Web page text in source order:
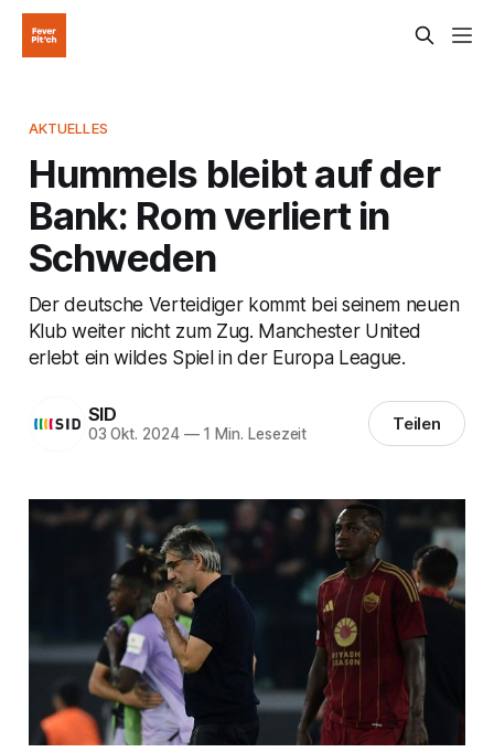
AKTUELLES
Hummels bleibt auf der
Bank: Rom verliert in
Schweden
Der deutsche Verteidiger kommt bei seinem neuen
Klub weiter nicht zum Zug. Manchester United
erlebt ein wildes Spiel in der Europa League.
SID
03 Okt. 2024 —1 Min. Lesezeit Teilen